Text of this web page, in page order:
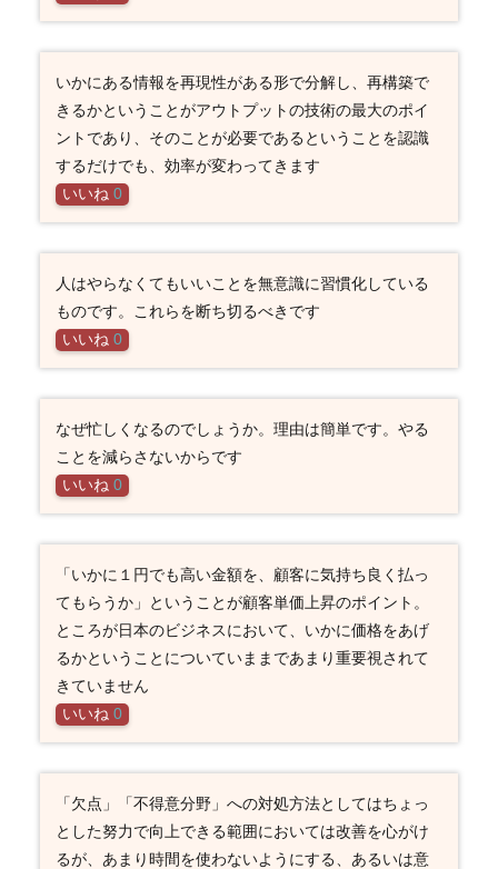
いかにある情報を再現性がある形で分解し、再構築で
きるかということがアウトプットの技術の最大のポイ
ントであり、そのことが必要であるということを認識
するだけでも、効率が変わってきます
いいね 0
人はやらなくてもいいことを無意識に習慣化している
ものです。これらを断ち切るべきです
いいね 0
なぜ忙しくなるのでしょうか。理由は簡単です。やる
ことを減らさないからです
いいね 0
「いかに１円でも高い金額を、顧客に気持ち良く払っ
てもらうか」ということが顧客単価上昇のポイント。
ところが日本のビジネスにおいて、いかに価格をあげ
るかということについていままであまり重要視されて
きていません
いいね 0
「欠点」「不得意分野」への対処方法としてはちょっ
とした努力で向上できる範囲においては改善を心がけ
るが、あまり時間を使わないようにする、あるいは意